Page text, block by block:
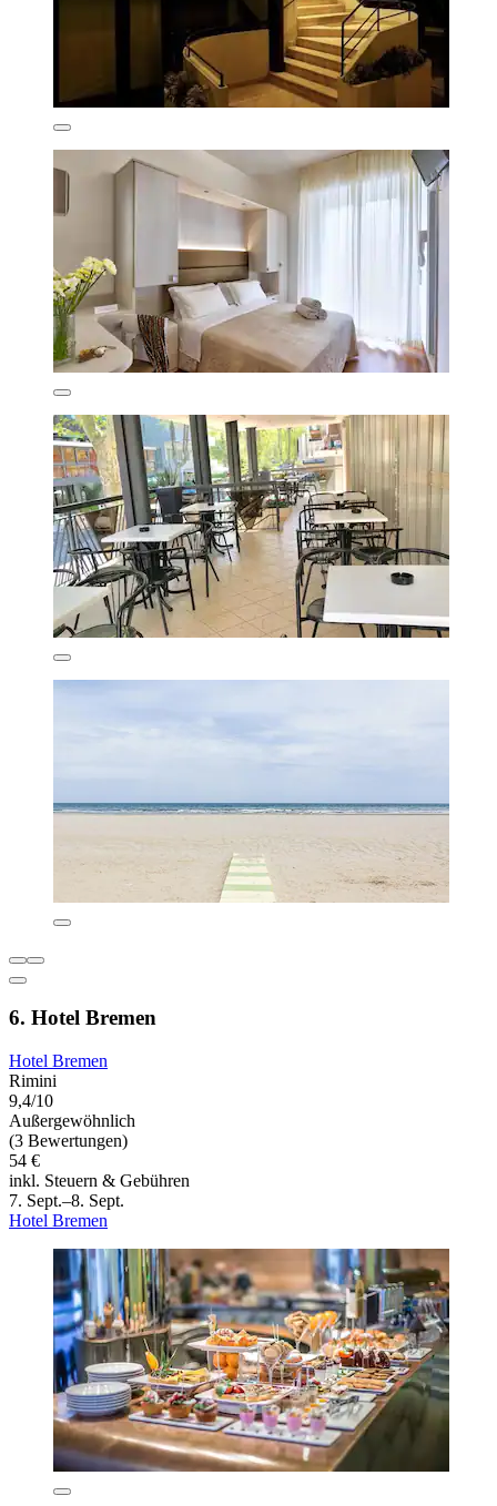
6. Hotel Bremen
Hotel Bremen
Rimini
9,4/10
Außergewöhnlich
(3 Bewertungen)
54 €
inkl. Steuern & Gebühren
7. Sept.–8. Sept.
Hotel Bremen